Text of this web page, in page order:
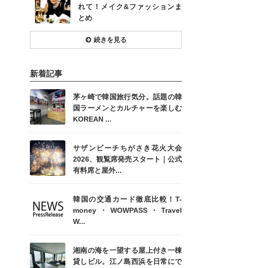
れて！メイク&ファッションま
とめ
続きを見る
新着記事
茅ヶ崎で韓国旅行気分。話題の韓
国ラーメンとカルチャーを楽しむ
KOREAN ...
サザンビーチちがさき花火大会
2026、観覧席発売スタート｜公式
有料席と屋外...
韓国の交通カード徹底比較！T-
money・WOWPASS・Travel
W...
湘南の海を一望する屋上付き一棟
貸しビル。江ノ島西浜を日常にで